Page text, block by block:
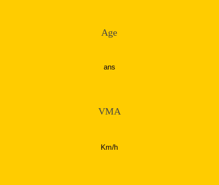
Age
ans
VMA
Km/h